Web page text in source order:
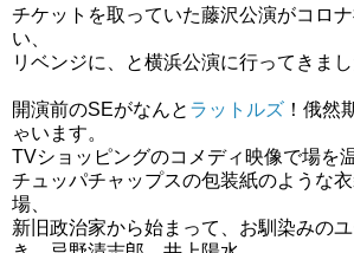
チケットを取っていた藤沢公演がコロ
い、
リベンジに、と横浜公演に行ってきまし
開演前のSEがなんと ラットルズ ！俄然
ゃいます。
TVショッピングのコメディ映像で場を
チュッパチャップスの包装紙のような
場、
新旧政治家から始まって、お馴染みの